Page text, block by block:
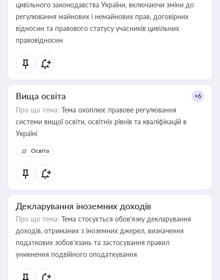
цивільного законодавства України, включаючи зміни до
регулювання майнових і немайнових прав, договірних
відносин та правового статусу учасників цивільних
правовідносин
Вища освіта +6
Про що тема: Тема охоплює правове регулювання
системи вищої освіти, освітніх рівнів та кваліфікацій в
Україні
Освіта
Декларування іноземних доходів
Про що тема: Тема стосується обов’язку декларування
доходів, отриманих з іноземних джерел, визначення
податкових зобов’язань та застосування правил
уникнення подвійного оподаткування